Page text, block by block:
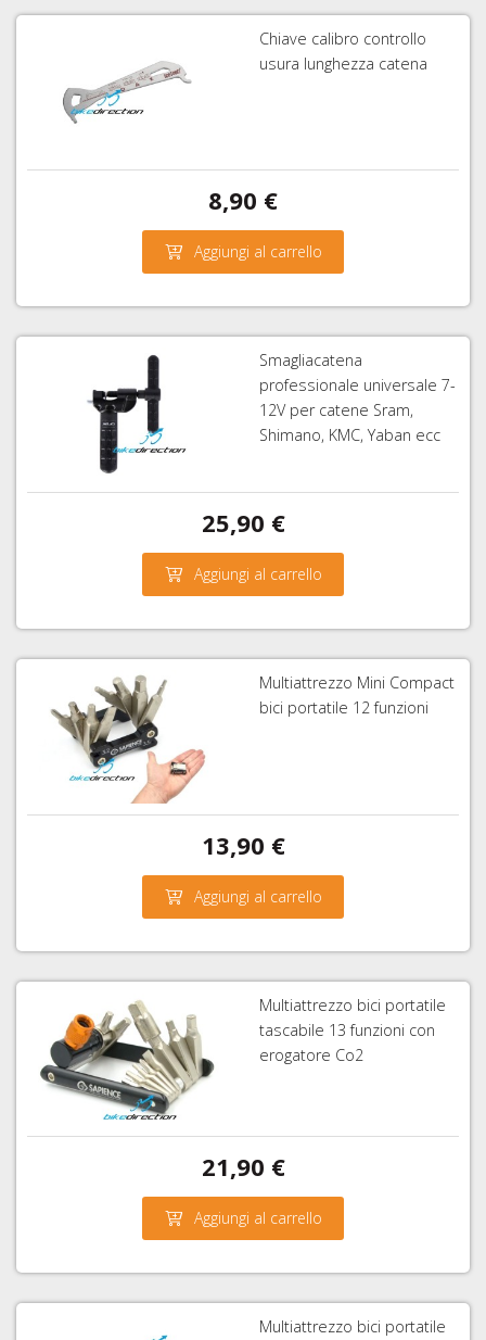
Chiave calibro controllo
usura lunghezza catena
8,90 €
Aggiungi al carrello
Smagliacatena
professionale universale 7-
12V per catene Sram,
Shimano, KMC, Yaban ecc
25,90 €
Aggiungi al carrello
Multiattrezzo Mini Compact
bici portatile 12 funzioni
13,90 €
Aggiungi al carrello
Multiattrezzo bici portatile
tascabile 13 funzioni con
erogatore Co2
21,90 €
Aggiungi al carrello
Multiattrezzo bici portatile